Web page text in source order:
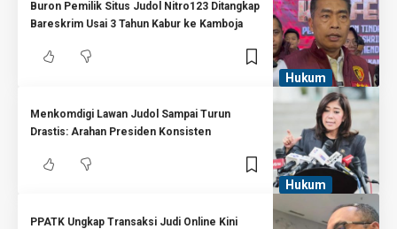
Hukum
Buron Pemilik Situs Judol Nitro123 Ditangkap
Bareskrim Usai 3 Tahun Kabur ke Kamboja
Hukum
Menkomdigi Lawan Judol Sampai Turun
Drastis: Arahan Presiden Konsisten
PPATK Ungkap Transaksi Judi Online Kini